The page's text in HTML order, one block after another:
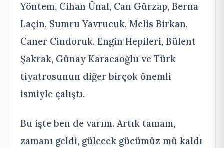
Yöntem, Cihan Ünal, Can Gürzap, Berna
Laçin, Sumru Yavrucuk, Melis Birkan,
Caner Cindoruk, Engin Hepileri, Bülent
Şakrak, Günay Karacaoğlu ve Türk
tiyatrosunun diğer birçok önemli
ismiyle çalıştı.
Bu işte ben de varım. Artık tamam,
zamanı geldi, gülecek gücümüz mü kaldı